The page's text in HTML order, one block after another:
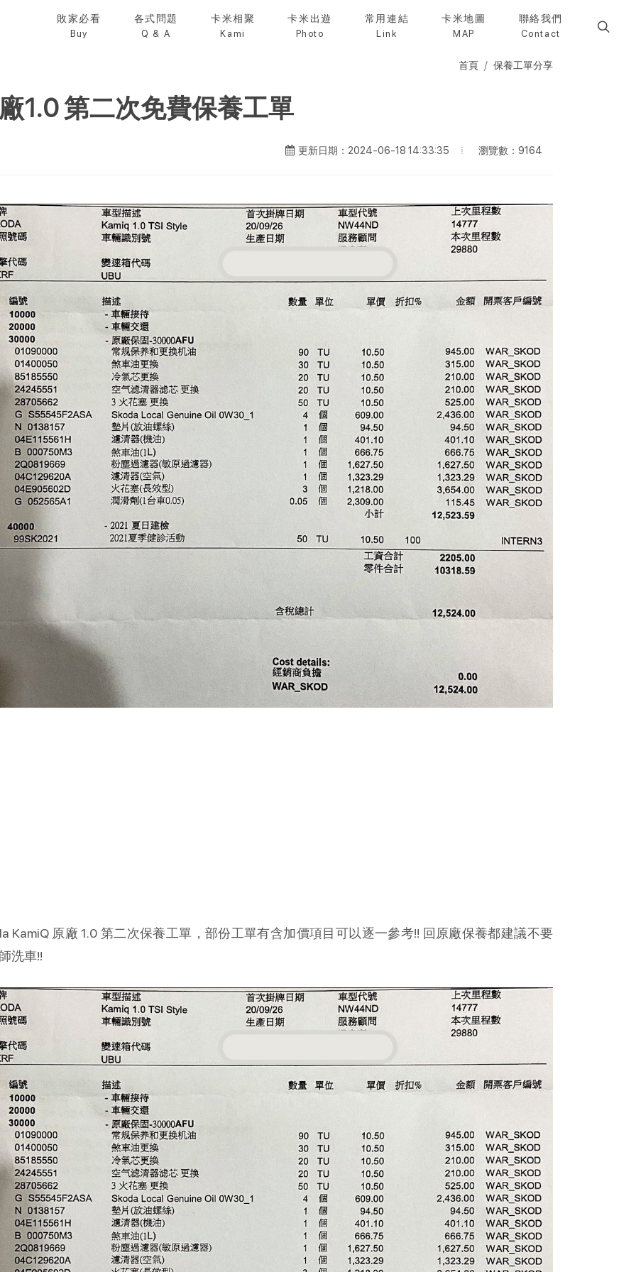
敗家必看
Buy
各式問題
Q & A
卡米相聚
Kami
卡米出遊
Photo
常用連結
Link
卡米地圖
MAP
聯絡我們
Contact
首頁 保養工單分享
1.0 第二次免費保養工單
更新日期：2024-06-18 14:33:35 瀏覽數：9164
KamiQ 原廠 1.0 第二次保養工單，部份工單有含加價項目可以逐一參考!! 回原廠保養都建議不要
洗車!!